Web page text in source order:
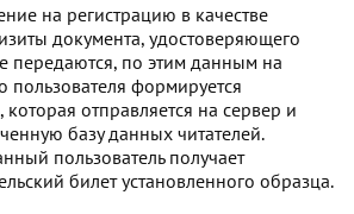
на регистрацию в качестве
документа, удостоверяющего
передаются, по этим данным на
пользователя формируется
отправляется на сервер и
базу данных читателей.
пользователь получает
билет установленного образца.